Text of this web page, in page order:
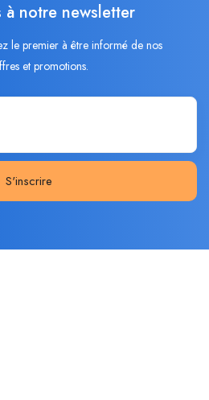
à notre newsletter
le premier à être informé de nos
et promotions.
S'inscrire